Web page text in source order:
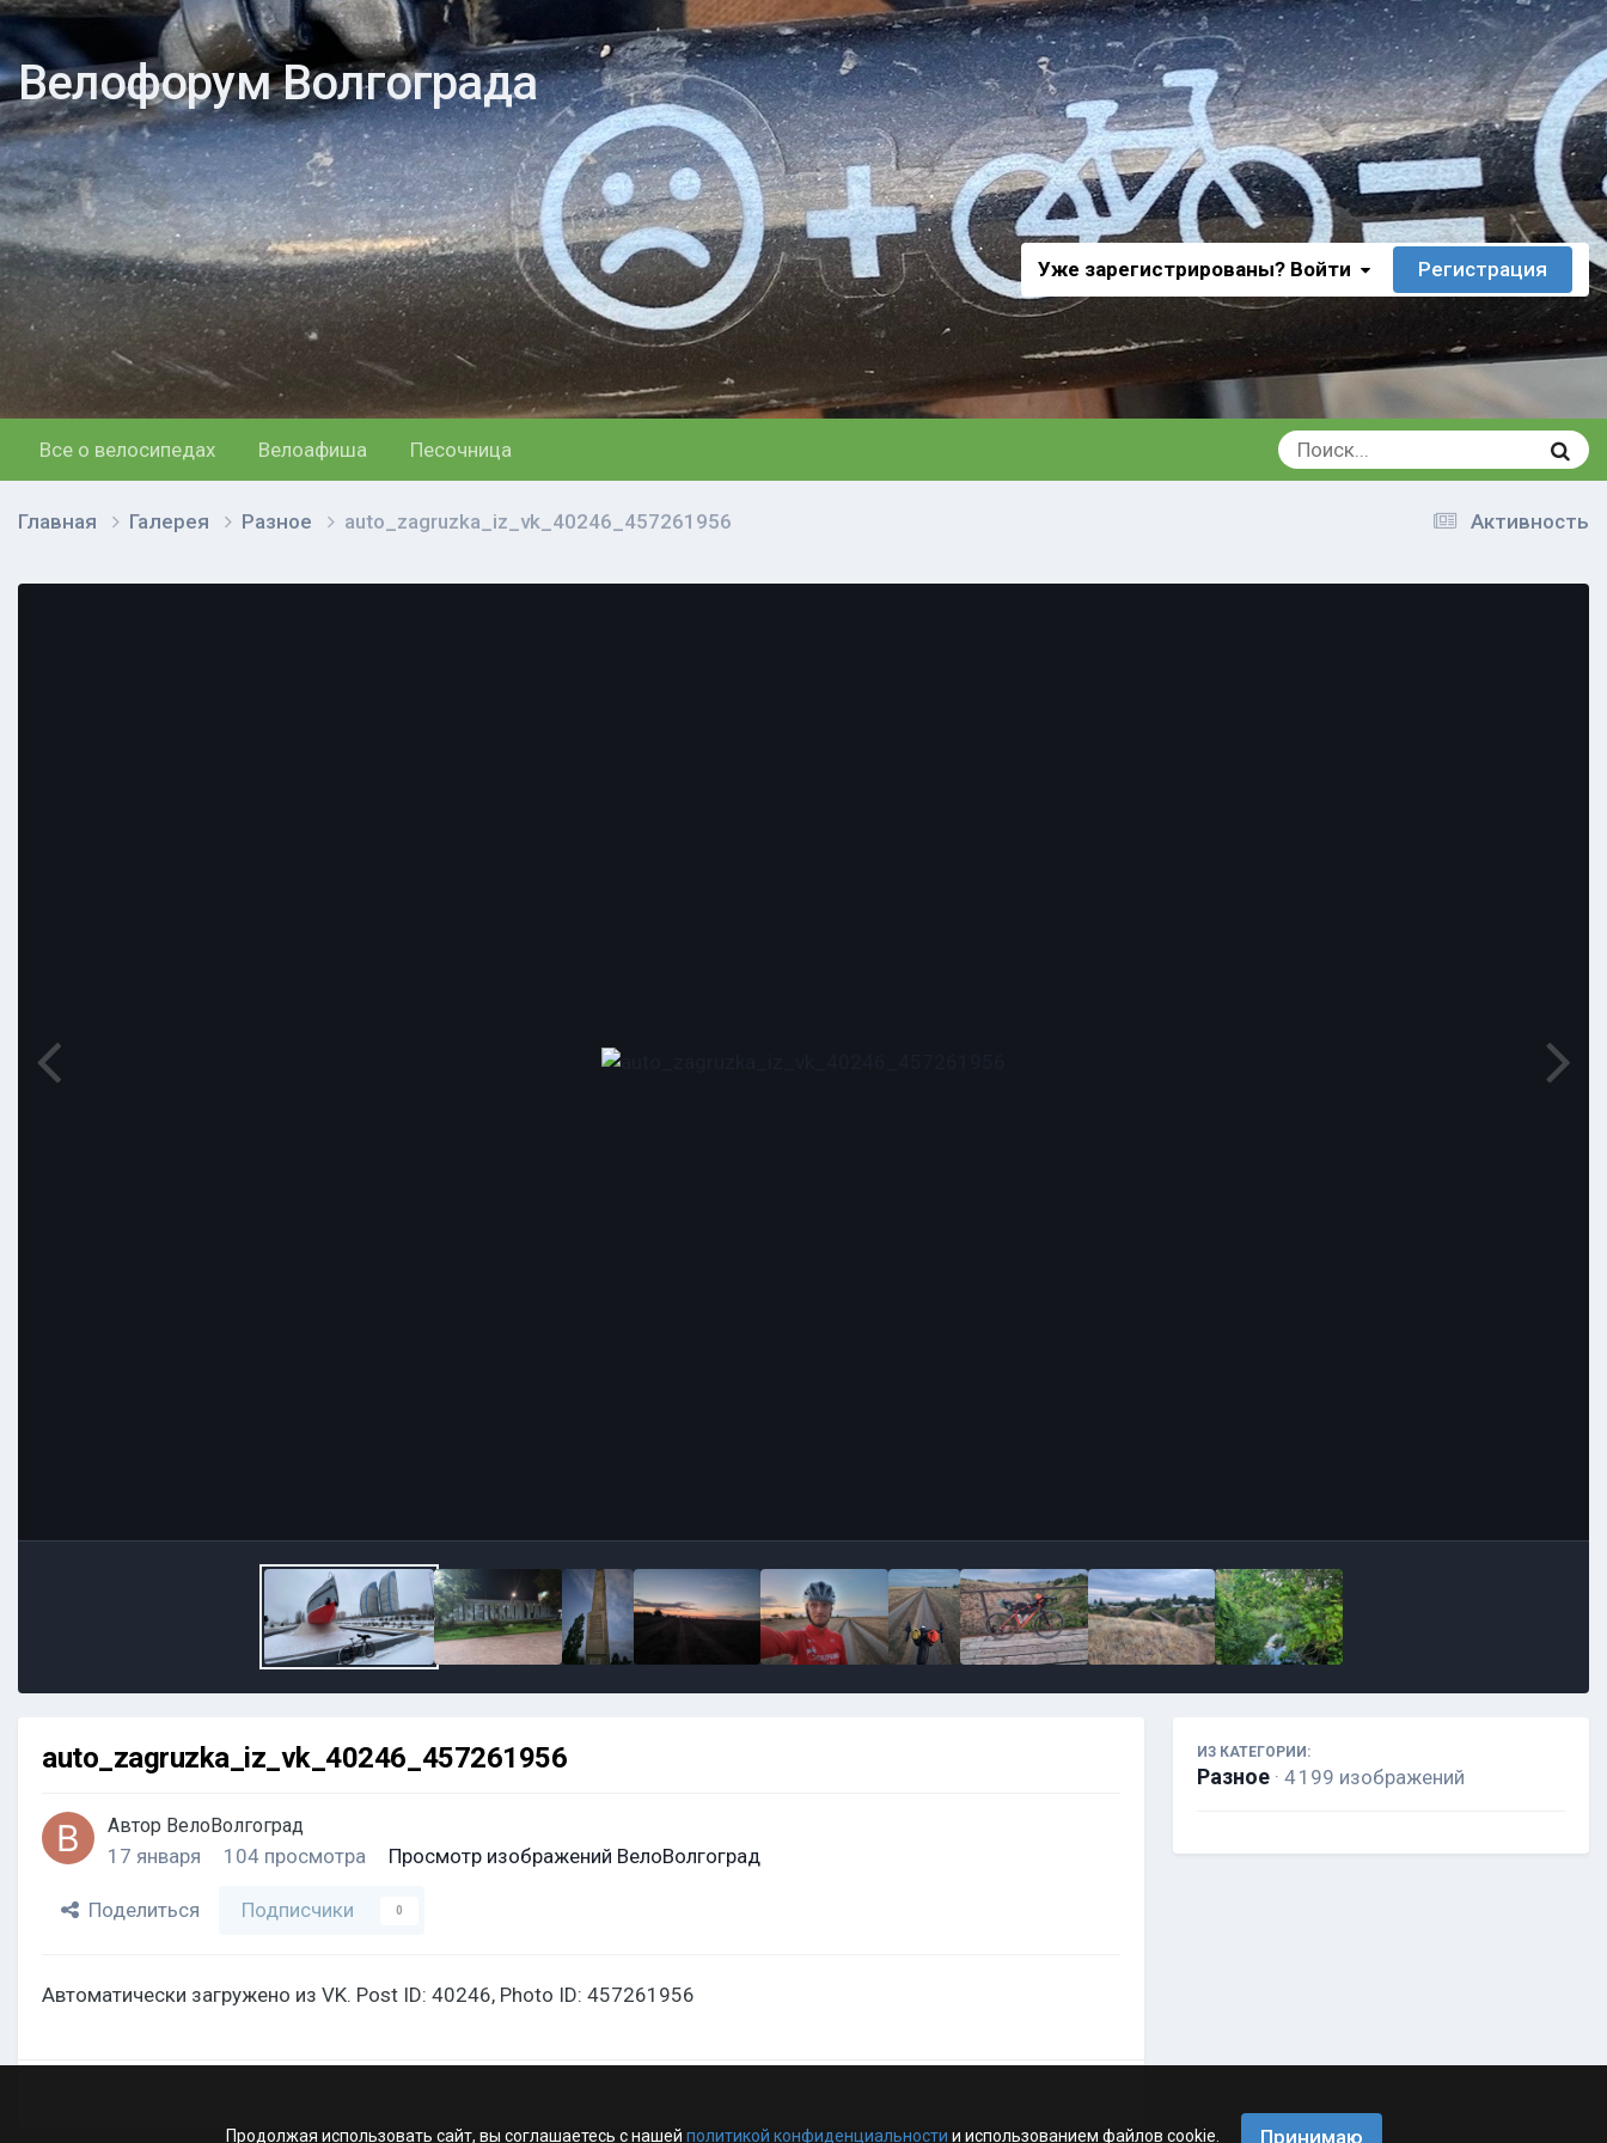
Велофорум Волгограда
Уже зарегистрированы? Войти Регистрация
Все о велосипедах Велоафиша Песочница
Активность
Главная Галерея Разное auto_zagruzka_iz_vk_40246_457261956
auto_zagruzka_iz_vk_40246_457261956
Автор ВелоВолгоград
17 января 104 просмотра Просмотр изображений ВелоВолгоград
Поделиться Подписчики 0
Автоматически загружено из VK. Post ID: 40246, Photo ID: 457261956
ИЗ КАТЕГОРИИ:
Разное · 4 199 изображений
Продолжая использовать сайт, вы соглашаетесь с нашей политикой конфиденциальности и использованием файлов cookie. Принимаю